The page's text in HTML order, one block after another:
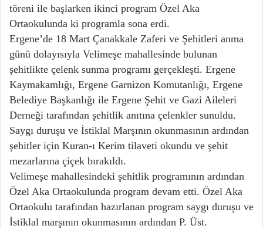
töreni ile başlarken ikinci program Özel Aka
Ortaokulunda ki programla sona erdi.
Ergene’de 18 Mart Çanakkale Zaferi ve Şehitleri anma
günü dolayısıyla Velimeşe mahallesinde bulunan
şehitlikte çelenk sunma programı gerçekleşti. Ergene
Kaymakamlığı, Ergene Garnizon Komutanlığı, Ergene
Belediye Başkanlığı ile Ergene Şehit ve Gazi Aileleri
Derneği tarafından şehitlik anıtına çelenkler sunuldu.
Saygı duruşu ve İstiklal Marşının okunmasının ardından
şehitler için Kuran-ı Kerim tilaveti okundu ve şehit
mezarlarına çiçek bırakıldı.
Velimeşe mahallesindeki şehitlik programının ardından
Özel Aka Ortaokulunda program devam etti. Özel Aka
Ortaokulu tarafından hazırlanan program saygı duruşu ve
İstiklal marşının okunmasının ardından P. Üst.